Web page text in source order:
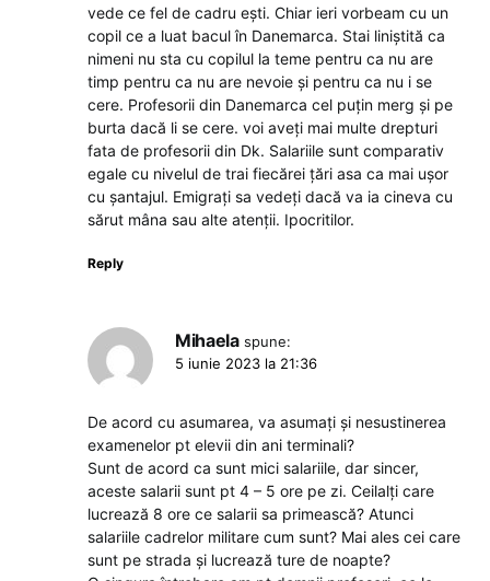
vede ce fel de cadru ești. Chiar ieri vorbeam cu un
copil ce a luat bacul în Danemarca. Stai liniștită ca
nimeni nu sta cu copilul la teme pentru ca nu are
timp pentru ca nu are nevoie și pentru ca nu i se
cere. Profesorii din Danemarca cel puțin merg și pe
burta dacă li se cere. voi aveți mai multe drepturi
fata de profesorii din Dk. Salariile sunt comparativ
egale cu nivelul de trai fiecărei țări asa ca mai ușor
cu șantajul. Emigrați sa vedeți dacă va ia cineva cu
sărut mâna sau alte atenții. Ipocritilor.
Reply
Mihaela spune:
5 iunie 2023 la 21:36
De acord cu asumarea, va asumați și nesustinerea
examenelor pt elevii din ani terminali?
Sunt de acord ca sunt mici salariile, dar sincer,
aceste salarii sunt pt 4 – 5 ore pe zi. Ceilalți care
lucrează 8 ore ce salarii sa primească? Atunci
salariile cadrelor militare cum sunt? Mai ales cei care
sunt pe strada și lucrează ture de noapte?